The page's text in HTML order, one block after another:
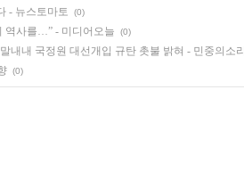
- 뉴스토마토 (0)
역사를…” - 미디어오늘 (0)
내내 국정원 대선개입 규탄 촛불 밝혀 - 민중의소리
(0)